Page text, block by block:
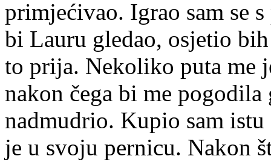
primjećivao. Igrao sam se
bi Lauru gledao, osjetio
to prija. Nekoliko puta me
nakon čega bi me
nadmudrio. Kupio sam
je u svoju pernicu. Nakon